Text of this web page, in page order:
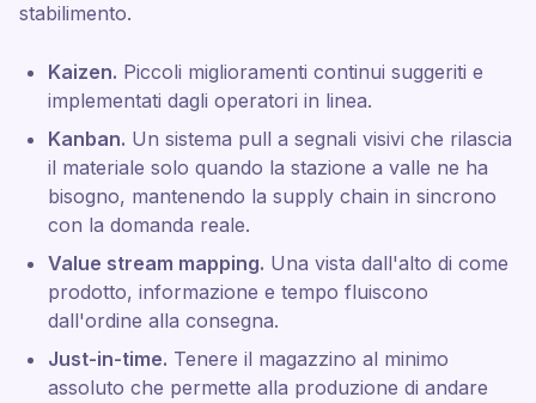
stabilimento.
Kaizen. Piccoli miglioramenti continui suggeriti e
implementati dagli operatori in linea.
Kanban. Un sistema pull a segnali visivi che rilascia
il materiale solo quando la stazione a valle ne ha
bisogno, mantenendo la supply chain in sincrono
con la domanda reale.
Value stream mapping. Una vista dall'alto di come
prodotto, informazione e tempo fluiscono
dall'ordine alla consegna.
Just-in-time. Tenere il magazzino al minimo
assoluto che permette alla produzione di andare